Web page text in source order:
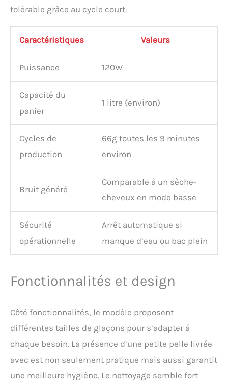
utilisation simple.
Commandes intuitives et
indications visuelles-
choisir la taille des
plein ou le faible niveau
fabrication.
Fonctionnement
environnement paisible-
Grâce à sa technologie bas
bruit (< 35 dB), l’appareil
moments de détente, vos
réunions ou vos nuits.
tolérable grâce au cycle court.
Caractéristiques Valeurs
Puissance 120W
Capacité du
panier
1 litre (environ)
Cycles de
production
66g toutes les 9 minutes
environ
Bruit généré
Comparable à un sèche-
cheveux en mode basse
Sécurité
opérationnelle
Arrêt automatique si
manque d’eau ou bac plein
Fonctionnalités et design
Côté fonctionnalités, le modèle proposent
différentes tailles de glaçons pour s’adapter à
chaque besoin. La présence d’une petite pelle livrée
avec est non seulement pratique mais aussi garantit
une meilleure hygiène. Le nettoyage semble fort